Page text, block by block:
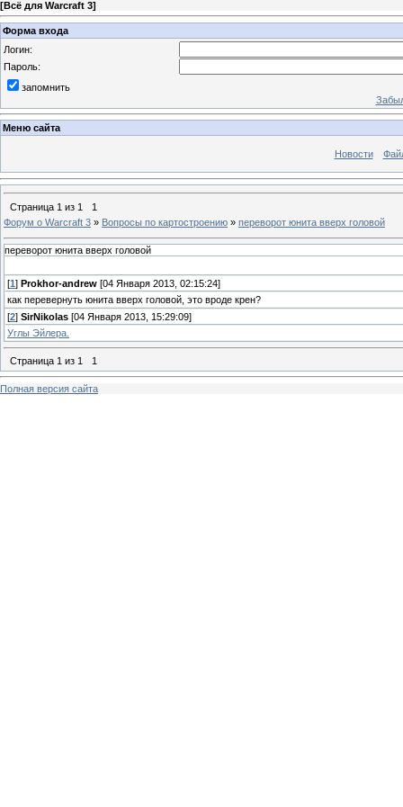
[Всё для Warcraft 3]
Форма входа
Логин:
Пароль:
запомнить
Меню сайта
Новости
Страница 1 из 1
1
Форум о Warcraft 3 » Вопросы по картостроению » переворот юнита вверх головой
переворот юнита вверх головой
[1 ] Prokhor-andrew [04 Января 2013, 02:15:24]
как перевернуть юнита вверх головой, это вроде крен?
[2] SirNikolas [04 Января 2013, 15:29:09]
Углы Эйлера.
Страница 1 из 1 1
Полная версия сайта